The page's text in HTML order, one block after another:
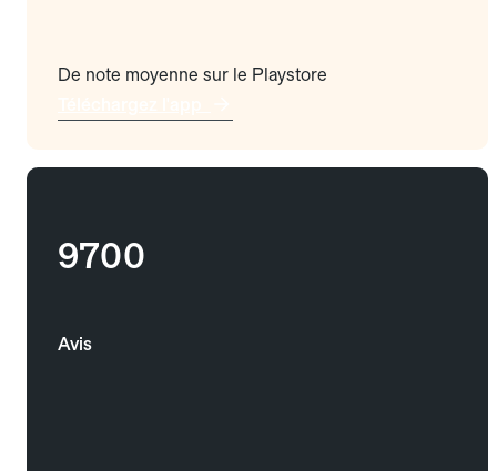
De note moyenne sur le Playstore
9700
Avis